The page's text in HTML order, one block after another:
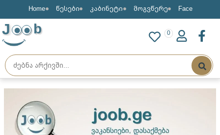
Home წესები კაბინეტი მოგვწერე Face
J b 0